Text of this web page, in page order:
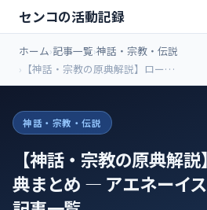
センコの活動記録
ホーム 記事一覧 神話・宗教・伝説
【神話・宗教の原典解説】ローマ
神話の原典まとめ ― アエネーイス
神話・宗教・伝説
【神話・宗教の原典解
典まとめ ― アエネーイ